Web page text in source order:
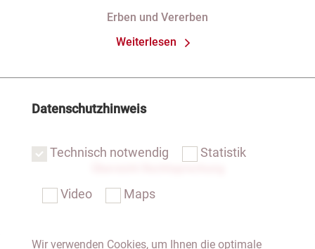
Erben und Vererben
Weiterlesen
Datenschutzhinweis
Technisch notwendig Statistik
Video Maps
Wir verwenden Cookies, um Ihnen die optimale